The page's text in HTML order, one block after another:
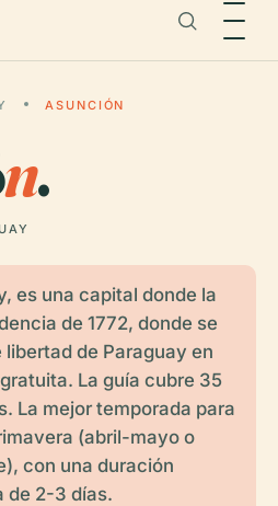
ASUNCIÓN
n.
es una capital donde la
de 1772, donde se
de Paraguay en
La guía cubre 35
La mejor temporada para
(abril-mayo o
con una duración
de 2-3 días.